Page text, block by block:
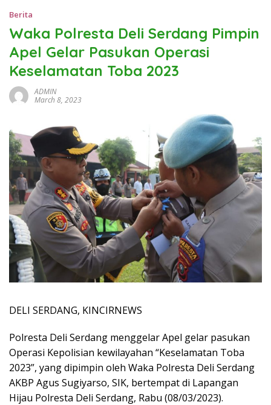
Berita
Waka Polresta Deli Serdang Pimpin
Apel Gelar Pasukan Operasi
Keselamatan Toba 2023
ADMIN
March 8, 2023
DELI SERDANG, KINCIRNEWS
Polresta Deli Serdang menggelar Apel gelar pasukan
Operasi Kepolisian kewilayahan “Keselamatan Toba
2023”, yang dipimpin oleh Waka Polresta Deli Serdang
AKBP Agus Sugiyarso, SIK, bertempat di Lapangan
Hijau Polresta Deli Serdang, Rabu (08/03/2023).